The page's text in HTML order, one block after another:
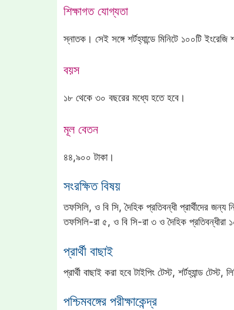
শিক্ষাগত যোগ্যতা
স্নাতক। সেই সঙ্গে শর্টহ্যান্ডে মিনিটে ১০০টি
বয়স
১৮ থেকে ৩০ বছরের মধ্যে হতে হবে।
মূল বেতন
৪৪,৯০০ টাকা।
সংরক্ষিত বিষয়
তফসিলি, ও বি সি, দৈহিক প্রতিবন্ধী প্রার্থীদের জন্য
তফসিলি-রা ৫, ও বি সি-রা ৩ ও দৈহিক প্রতিবন্ধীরা
প্রার্থী বাছাই
প্রার্থী বাছাই করা হবে টাইপিং টেস্ট, শর্টহ্যান্ড টেস্ট,
পশ্চিমবঙ্গের পরীক্ষাকেন্দ্র